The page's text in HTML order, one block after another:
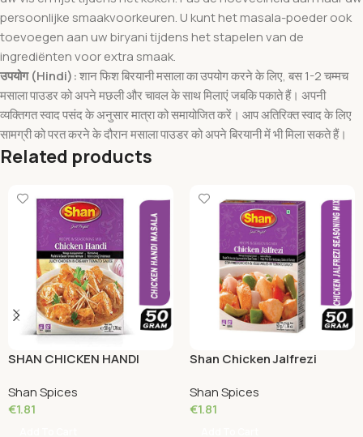
persoonlijke smaakvoorkeuren. U kunt het masala-poeder ook
toevoegen aan uw biryani tijdens het stapelen van de
ingrediënten voor extra smaak.
उपयोग (Hindi):शान फिश बिरयानी मसाला का उपयोग करने के लिए, बस 1-2 चम्मच
मसाला पाउडर को अपने मछली और चावल के साथ मिलाएं जबकि पकाते हैं। अपनी
व्यक्तिगत स्वाद पसंद के अनुसार मात्रा को समायोजित करें। आप अतिरिक्त स्वाद के लिए
सामग्री को परत करने के दौरान मसाला पाउडर को अपने बिरयानी में भी मिला सकते हैं।
Related products
SHAN CHICKEN HANDI
Shan Spices
€1.81
Shan Chicken Jalfrezi
Shan Spices
€1.81